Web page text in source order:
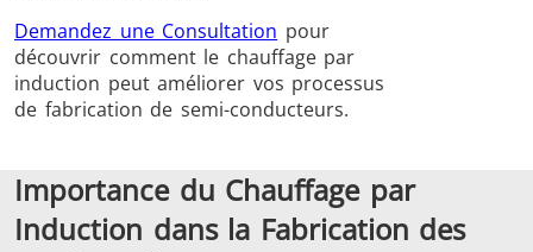
Frettage
Demandez une Consultation pour
découvrir comment le chauffage par
induction peut améliorer vos processus
de fabrication de semi-conducteurs.
Importance du Chauffage par
Induction dans la Fabrication des